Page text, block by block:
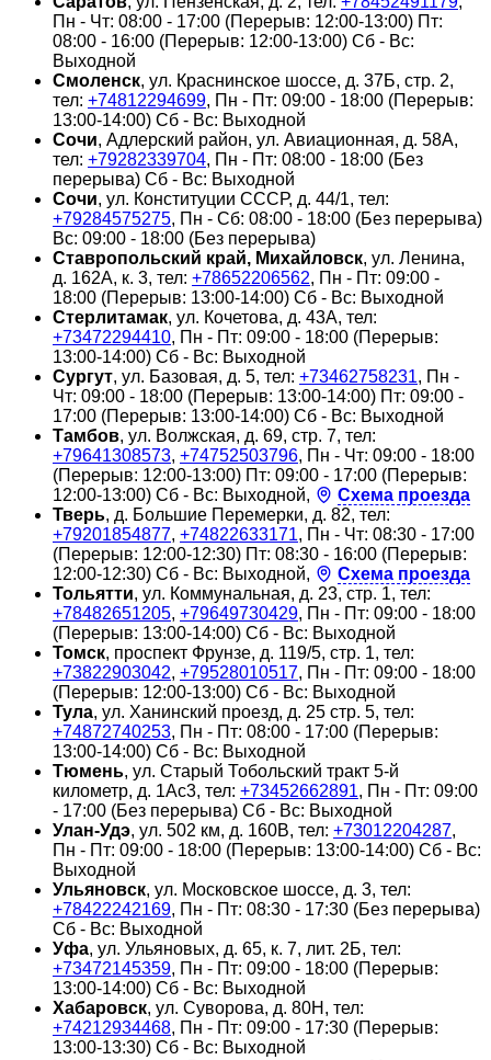
Пн - Чт: 08:00 - 17:00 (Перерыв: 12:00-13:00) Пт:
08:00 - 16:00 (Перерыв: 12:00-13:00) Сб - Вс:
Выходной
Смоленск, ул. Краснинское шоссе, д. 37Б, стр. 2,
тел: +74812294699, Пн - Пт: 09:00 - 18:00 (Перерыв:
13:00-14:00) Сб - Вс: Выходной
Сочи, Адлерский район, ул. Авиационная, д. 58А,
тел: +79282339704, Пн - Пт: 08:00 - 18:00 (Без
перерыва) Сб - Вс: Выходной
Сочи, ул. Конституции СССР, д. 44/1, тел:
+79284575275, Пн - Сб: 08:00 - 18:00 (Без перерыва)
Вс: 09:00 - 18:00 (Без перерыва)
Ставропольский край, Михайловск, ул. Ленина,
д. 162А, к. 3, тел: +78652206562, Пн - Пт: 09:00 -
18:00 (Перерыв: 13:00-14:00) Сб - Вс: Выходной
Стерлитамак, ул. Кочетова, д. 43А, тел:
+73472294410, Пн - Пт: 09:00 - 18:00 (Перерыв:
13:00-14:00) Сб - Вс: Выходной
Сургут, ул. Базовая, д. 5, тел: +73462758231, Пн -
Чт: 09:00 - 18:00 (Перерыв: 13:00-14:00) Пт: 09:00 -
17:00 (Перерыв: 13:00-14:00) Сб - Вс: Выходной
Тамбов, ул. Волжская, д. 69, стр. 7, тел:
+79641308573, +74752503796, Пн - Чт: 09:00 - 18:00
(Перерыв: 12:00-13:00) Пт: 09:00 - 17:00 (Перерыв:
12:00-13:00) Сб - Вс: Выходной,
Схема проезда
Тверь, д. Большие Перемерки, д. 82, тел:
+79201854877, +74822633171, Пн - Чт: 08:30 - 17:00
(Перерыв: 12:00-12:30) Пт: 08:30 - 16:00 (Перерыв:
12:00-12:30) Сб - Вс: Выходной,
Схема проезда
Тольятти, ул. Коммунальная, д. 23, стр. 1, тел:
+78482651205, +79649730429, Пн - Пт: 09:00 - 18:00
(Перерыв: 13:00-14:00) Сб - Вс: Выходной
Томск, проспект Фрунзе, д. 119/5, стр. 1, тел:
+73822903042, +79528010517, Пн - Пт: 09:00 - 18:00
(Перерыв: 12:00-13:00) Сб - Вс: Выходной
Тула, ул. Ханинский проезд, д. 25 стр. 5, тел:
+74872740253, Пн - Пт: 08:00 - 17:00 (Перерыв:
13:00-14:00) Сб - Вс: Выходной
Тюмень, ул. Старый Тобольский тракт 5-й
километр, д. 1Ас3, тел: +73452662891, Пн - Пт: 09:00
- 17:00 (Без перерыва) Сб - Вс: Выходной
Улан-Удэ, ул. 502 км, д. 160В, тел: +73012204287,
Пн - Пт: 09:00 - 18:00 (Перерыв: 13:00-14:00) Сб - Вс:
Выходной
Ульяновск, ул. Московское шоссе, д. 3, тел:
+78422242169, Пн - Пт: 08:30 - 17:30 (Без перерыва)
Сб - Вс: Выходной
Уфа, ул. Ульяновых, д. 65, к. 7, лит. 2Б, тел:
+73472145359, Пн - Пт: 09:00 - 18:00 (Перерыв:
13:00-14:00) Сб - Вс: Выходной
Хабаровск, ул. Суворова, д. 80Н, тел:
+74212934468, Пн - Пт: 09:00 - 17:30 (Перерыв:
13:00-13:30) Сб - Вс: Выходной